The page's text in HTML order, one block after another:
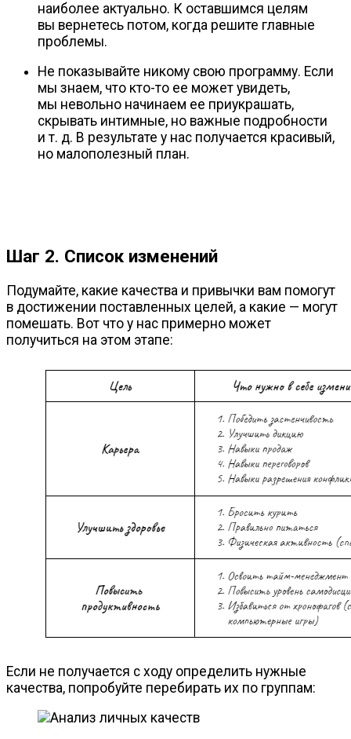
наиболее актуально. К оставшимся целям
вы вернетесь потом, когда решите главные
проблемы.
Не показывайте никому свою программу. Если
мы знаем, что кто-то ее может увидеть,
мы невольно начинаем ее приукрашать,
скрывать интимные, но важные подробности
и т. д. В результате у нас получается красивый,
но малополезный план.
Шаг 2. Список изменений
Подумайте, какие качества и привычки вам помогут
в достижении поставленных целей, а какие — могут
помешать. Вот что у нас примерно может
получиться на этом этапе:
Если не получается с ходу определить нужные
качества, попробуйте перебирать их по группам: